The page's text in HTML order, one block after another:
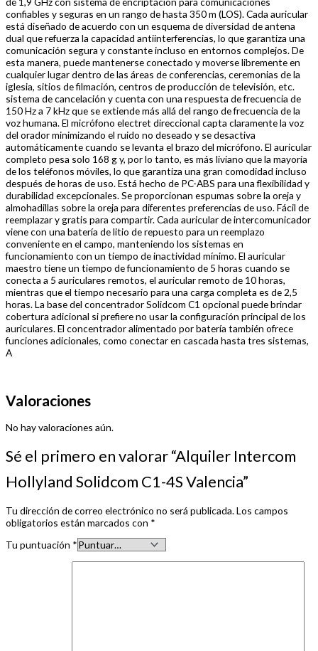
confiables y seguras en un rango de hasta 350 m (LOS). Cada auricular
está diseñado de acuerdo con un esquema de diversidad de antena
dual que refuerza la capacidad antiinterferencias, lo que garantiza una
comunicación segura y constante incluso en entornos complejos. De
esta manera, puede mantenerse conectado y moverse libremente en
cualquier lugar dentro de las áreas de conferencias, ceremonias de la
iglesia, sitios de filmación, centros de producción de televisión, etc.
sistema de cancelación y cuenta con una respuesta de frecuencia de
150 Hz a 7 kHz que se extiende más allá del rango de frecuencia de la
voz humana. El micrófono electret direccional capta claramente la voz
del orador minimizando el ruido no deseado y se desactiva
automáticamente cuando se levanta el brazo del micrófono. El auricular
completo pesa solo 168 g y, por lo tanto, es más liviano que la mayoría
de los teléfonos móviles, lo que garantiza una gran comodidad incluso
después de horas de uso. Está hecho de PC-ABS para una flexibilidad y
durabilidad excepcionales. Se proporcionan espumas sobre la oreja y
almohadillas sobre la oreja para diferentes preferencias de uso. Fácil de
reemplazar y gratis para compartir. Cada auricular de intercomunicador
viene con una batería de litio de repuesto para un reemplazo
conveniente en el campo, manteniendo los sistemas en
funcionamiento con un tiempo de inactividad mínimo. El auricular
maestro tiene un tiempo de funcionamiento de 5 horas cuando se
conecta a 5 auriculares remotos, el auricular remoto de 10 horas,
mientras que el tiempo necesario para una carga completa es de 2,5
horas. La base del concentrador Solidcom C1 opcional puede brindar
cobertura adicional si prefiere no usar la configuración principal de los
auriculares. El concentrador alimentado por batería también ofrece
funciones adicionales, como conectar en cascada hasta tres sistemas,
A
Valoraciones
No hay valoraciones aún.
Sé el primero en valorar “Alquiler Intercom
Hollyland Solidcom C1-4S Valencia”
Tu dirección de correo electrónico no será publicada.Los campos
obligatorios están marcados con *
Tu puntuación *